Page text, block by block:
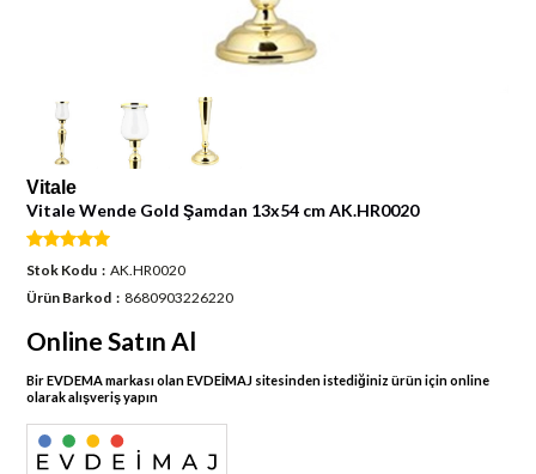
Vitale
Vitale Wende Gold Şamdan 13x54 cm AK.HR0020
Stok Kodu
AK.HR0020
Ürün Barkod
8680903226220
Online Satın Al
Bir EVDEMA markası olan EVDEİMAJ sitesinden istediğiniz ürün için online
olarak alışveriş yapın